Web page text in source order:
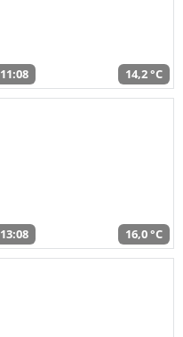
11:08 14,2 °C
13:08 16,0 °C